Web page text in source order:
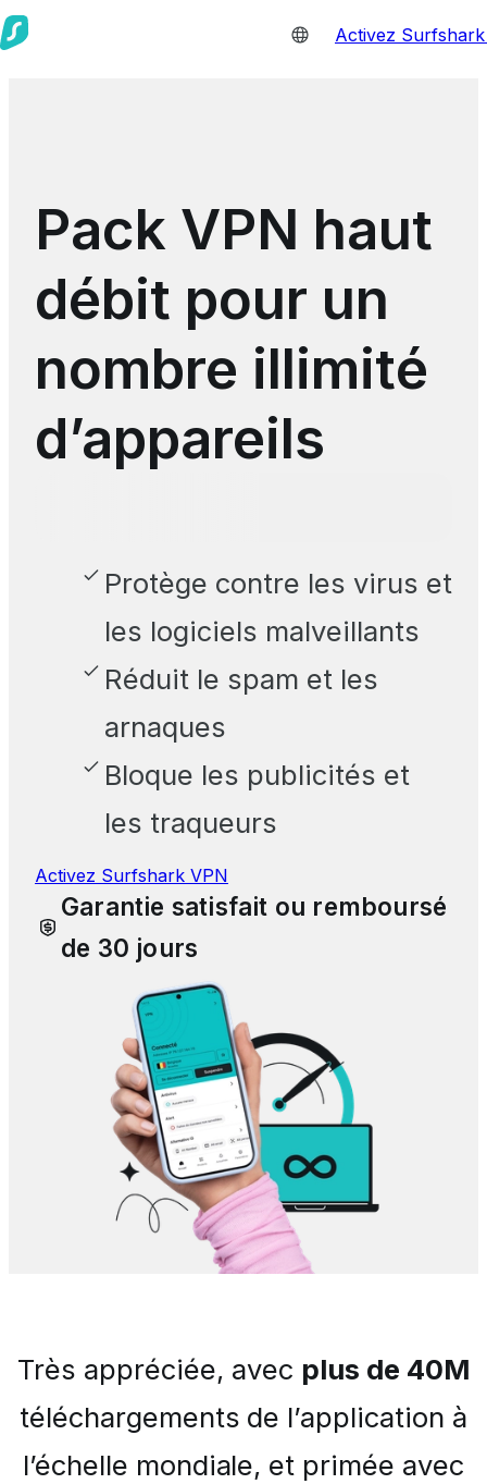
Activez
Pack VPN haut
débit pour un
nombre illimité
d’appareils
Protège contre les virus et
les logiciels malveillants
Réduit le spam et les
arnaques
Bloque les publicités et
les traqueurs
Activez Surfshark VPN
Garantie satisfait ou remboursé
de 30 jours
Très appréciée, avec plus de 40M
téléchargements de l’application à
l’échelle mondiale, et primée avec